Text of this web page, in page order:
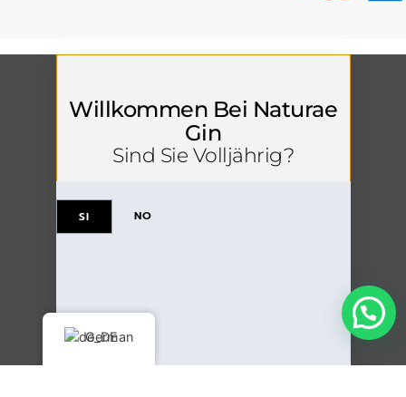
German
Willkommen Bei Naturae
Gin
Sind Sie Volljährig?
SI NO